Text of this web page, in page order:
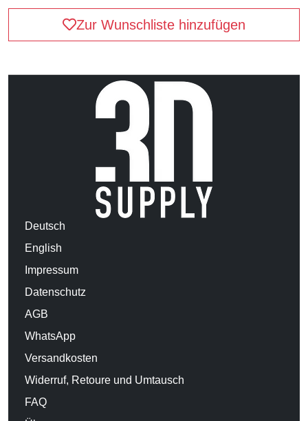
Zur Wunschliste hinzufügen
Deutsch
English
Impressum
Datenschutz
AGB
WhatsApp
Versandkosten
Widerruf, Retoure und Umtausch
FAQ